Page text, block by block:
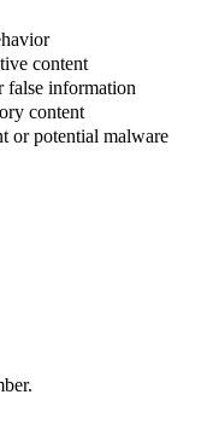
content
false information
content
or potential malware